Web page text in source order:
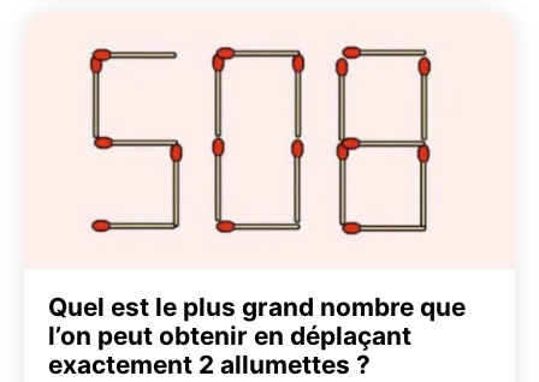
Quel est le plus grand nombre que
l’on peut obtenir en déplaçant
exactement 2 allumettes ?